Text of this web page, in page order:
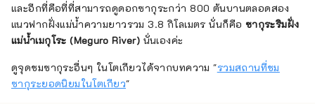
และอีกที่คือที่ที่สามารถดูดอกซากุระกว่า 800 ต้นบานตลอดสอง
แนวฟากฝั่งแม่น้ำความยาวรวม 3.8 กิโลเมตร นั่นก็คือ ซากุระริมฝั่ง
แม่น้ำเมกุโระ (Meguro River) นั่นเองค่ะ
ดูจุดชมซากุระอื่นๆ ในโตเกียวได้จากบทความ "รวมสถานที่ชม
ซากุระยอดนิยมในโตเกียว"